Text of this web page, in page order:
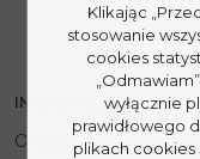
INFORMACJE
O nas
Klikając
stosowanie
cookies
wyłącznie
prawidłowego
plikach cookies